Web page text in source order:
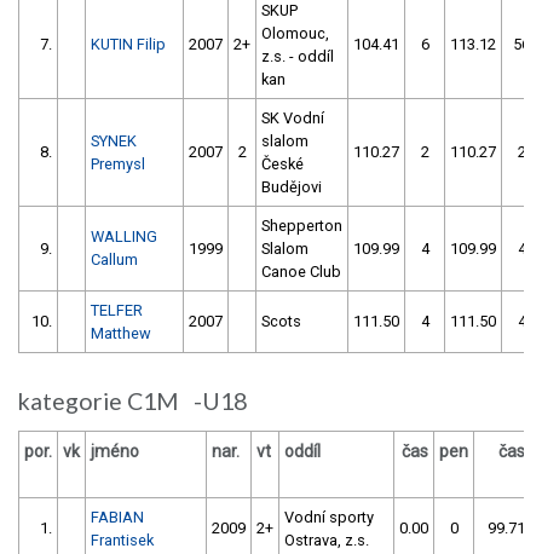
7. KUTIN Filip 2007 2+
SKUP
Olomouc,
z.s. - oddíl
kan
104.41 6 113.12 56
8.
SYNEK
Premysl
2007 2
SK Vodní
slalom
České
Budějovi
110.27 2 110.27 2
9.
WALLING
Callum
1999
Shepperton
Slalom
Canoe Club
109.99 4 109.99 4
10.
TELFER
Matthew
2007 Scots 111.50 4 111.50 4
kategorie C1M -U18
por. vk jméno nar. vt oddíl čas pen čas
1.
FABIAN
Frantisek
2009 2+
Vodní sporty
Ostrava, z.s.
0.00 0 99.71